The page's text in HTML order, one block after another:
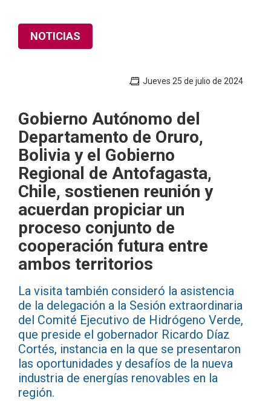
NOTICIAS
Jueves 25 de julio de 2024
Gobierno Autónomo del
Departamento de Oruro,
Bolivia y el Gobierno
Regional de Antofagasta,
Chile, sostienen reunión y
acuerdan propiciar un
proceso conjunto de
cooperación futura entre
ambos territorios
La visita también consideró la asistencia
de la delegación a la Sesión extraordinaria
del Comité Ejecutivo de Hidrógeno Verde,
que preside el gobernador Ricardo Díaz
Cortés, instancia en la que se presentaron
las oportunidades y desafíos de la nueva
industria de energías renovables en la
región.